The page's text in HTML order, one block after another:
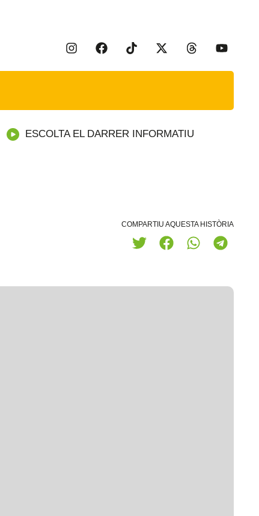
ESCOLTA EL DARRER INFORMATIU
COMPARTIU AQUESTA HISTÒRIA